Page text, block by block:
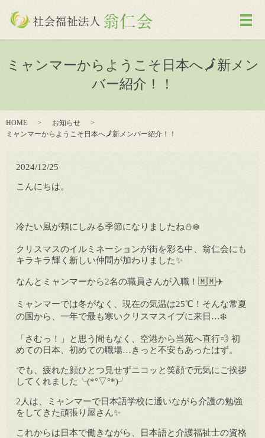
メ
ミャンマーからようこそ日本へ🗾新メン
バー紹介！！
HOME
お知らせ
ミャンマーからようこそ日本へ🗾新メンバー紹介！！
2024/12/25
こんにちは。
冷たい風が頬にしみる季節になりましたね⛄️❄️
クリスマスのイルミネーションが街を彩る中、翁仁会にも
キラキラ輝く新しい仲間が加わりました✨
なんとミャンマーから2名の職員さんが入職！🇲🇲✈️
ミャンマーでは冬がなく、現在の気温は25℃！そんな常夏
の国から、一年で最も寒いクリスマスイブに来日…❄️
「さむっ！」と思う間もなく、空港から当苑へ直行💨 初
めての日本、初めての職場…きっと不安もあったはず。
でも、疲れた顔ひとつ見せずニコッと笑顔で元気にご挨拶
してくれました╰(*°▽°*)╯
2人は、ミャンマーで日本語学校に通いながら介護の勉強
をしてきた頑張り屋さん✨
これからは日本で働きながら、日本語と介護福祉士の資格